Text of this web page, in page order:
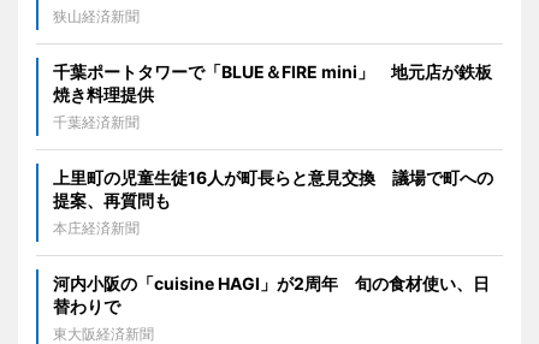
狭山経済新聞
千葉ポートタワーで「BLUE＆FIRE mini」 地元店が鉄板
焼き料理提供
千葉経済新聞
上里町の児童生徒16人が町長らと意見交換 議場で町への
提案、再質問も
本庄経済新聞
河内小阪の「cuisine HAGI」が2周年 旬の食材使い、日
替わりで
東大阪経済新聞